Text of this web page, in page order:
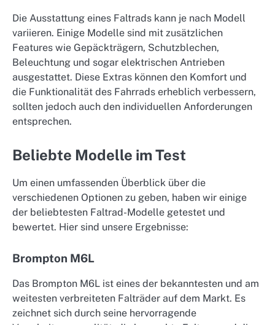
Die Ausstattung eines Faltrads kann je nach Modell
variieren. Einige Modelle sind mit zusätzlichen
Features wie Gepäckträgern, Schutzblechen,
Beleuchtung und sogar elektrischen Antrieben
ausgestattet. Diese Extras können den Komfort und
die Funktionalität des Fahrrads erheblich verbessern,
sollten jedoch auch den individuellen Anforderungen
entsprechen.
Beliebte Modelle im Test
Um einen umfassenden Überblick über die
verschiedenen Optionen zu geben, haben wir einige
der beliebtesten Faltrad-Modelle getestet und
bewertet. Hier sind unsere Ergebnisse:
Brompton M6L
Das Brompton M6L ist eines der bekanntesten und am
weitesten verbreiteten Falträder auf dem Markt. Es
zeichnet sich durch seine hervorragende